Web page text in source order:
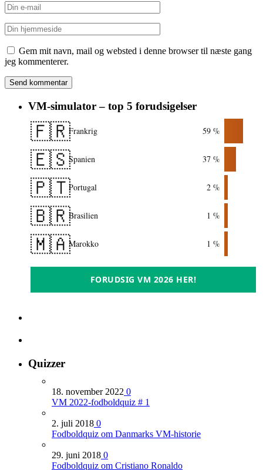
Gem mit navn, mail og websted i denne browser til næste gang
jeg kommenterer.
VM-simulator – top 5 forudsigelser
🇫🇷Frankrig 59 %
🇪🇸Spanien 37 %
🇵🇹Portugal 2 %
🇧🇷Brasilien 1 %
🇲🇦Marokko 1 %
FORUDSIG VM 2026 HER!
Quizzer
18. november 2022 0
VM 2022-fodboldquiz # 1
2. juli 2018 0
Fodboldquiz om Danmarks VM-historie
29. juni 2018 0
Fodboldquiz om Cristiano Ronaldo